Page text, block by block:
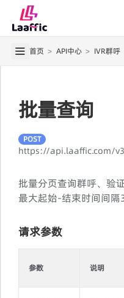
首页 > API中心 > IVR群呼
批量查询
POST
https://api.laaffic.com/
批量分页查询群呼、验
最大起始-结束时间间隔
请求参数
参数 说明